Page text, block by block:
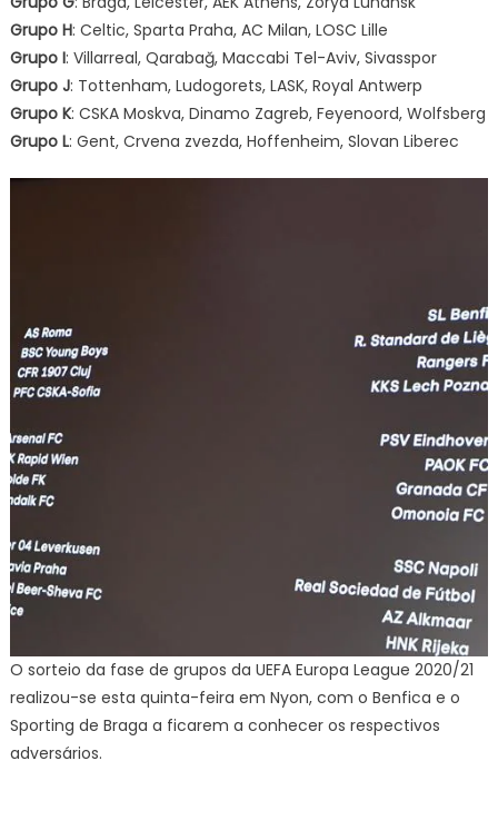
Grupo H: Celtic, Sparta Praha, AC Milan, LOSC Lille
Grupo I: Villarreal, Qarabağ, Maccabi Tel-Aviv, Sivasspor
Grupo J: Tottenham, Ludogorets, LASK, Royal Antwerp
Grupo K: CSKA Moskva, Dinamo Zagreb, Feyenoord, Wolfsberg
Grupo L: Gent, Crvena zvezda, Hoffenheim, Slovan Liberec
O sorteio da fase de grupos da UEFA Europa League 2020/21
realizou-se esta quinta-feira em Nyon, com o Benfica e o
Sporting de Braga a ficarem a conhecer os respectivos
adversários.